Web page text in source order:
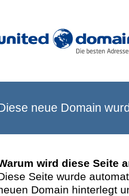
neue Domain
wird diese Seite
Seite wurde
Domain hinterlegt